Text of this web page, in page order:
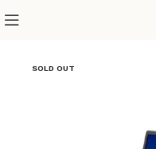
SOLD OUT